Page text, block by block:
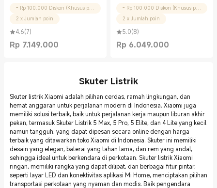
- Rp 100.000 Diskon (Khusus pengguna baru)
2 x Jumlah poin
4.6(7)
Rp 7.149.000
Current Price Rp 7149000.00
- Rp 100.000 Diskon (Khusus pengguna baru)
2 x Jumlah poin
5.0(8)
Rp 6.049.000
Current Price Rp 6049000.00
Skuter Listrik
Skuter listrik Xiaomi adalah pilihan cerdas, ramah lingkungan, dan
hemat anggaran untuk perjalanan modern di Indonesia. Xiaomi juga
memiliki solusi terbaik, baik untuk perjalanan kerja maupun liburan akhir
pekan, termasuk Skuter Listrik 5 Max, 5 Pro, 5 Elite, dan 4 Lite yang kecil
namun tangguh, yang dapat dipesan secara online dengan harga
terbaik yang ditawarkan toko Xiaomi di Indonesia. Skuter ini memiliki
desain yang elegan, baterai yang tahan lama, dan rem yang andal,
sehingga ideal untuk berkendara di perkotaan. Skuter listrik Xiaomi
ringan, memiliki rangka yang dapat dilipat, dan berbagai fitur pintar,
seperti layar LED dan konektivitas aplikasi Mi Home, menciptakan pilihan
transportasi perkotaan yang nyaman dan modis. Baik pengendara